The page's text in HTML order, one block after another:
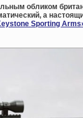
обликом
а
Sporting